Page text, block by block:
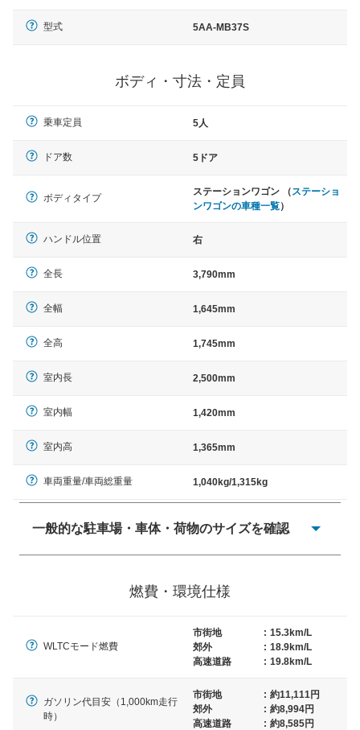
型式 5AA-MB37S
ボディ・寸法・定員
乗車定員 5人
ドア数 5ドア
ボディタイプ
ステーションワゴン （ ステーショ
ンワゴンの車種一覧）
ハンドル位置 右
全長 3,790mm
全幅 1,645mm
全高 1,745mm
室内長 2,500mm
室内幅 1,420mm
室内高 1,365mm
車両重量/車両総重量 1,040kg/1,315kg
一般的な駐車場・車体・荷物のサイズを確認
× 長さ 5,000mm 車路幅 5,000mmというサイズが標準値
燃費・環境仕様
WLTCモード燃費
市街地 : 15.3km/L
郊外
: 18.9km/L
高速道路
: 19.8km/L
ガソリン代目安（1,000km走行
時）
市街地 : 約11,111円
郊外
: 約8,994円
高速道路
: 約8,585円